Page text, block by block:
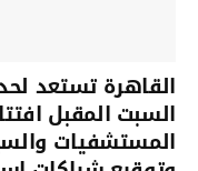
القاهرة تستعد
السبت المقبل
المستشفيات